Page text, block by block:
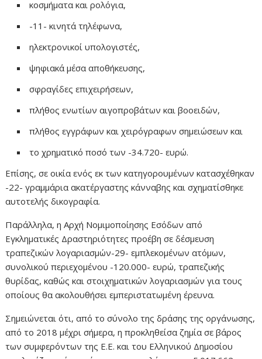
κοσμήματα και ρολόγια,
-11- κινητά τηλέφωνα,
ηλεκτρονικοί υπολογιστές,
ψηφιακά μέσα αποθήκευσης,
σφραγίδες επιχειρήσεων,
πλήθος ενωτίων αιγοπροβάτων και βοοειδών,
πλήθος εγγράφων και χειρόγραφων σημειώσεων και
το χρηματικό ποσό των -34.720- ευρώ.
Επίσης, σε οικία ενός εκ των κατηγορουμένων κατασχέθηκαν
-22- γραμμάρια ακατέργαστης κάνναβης και σχηματίσθηκε
αυτοτελής δικογραφία.
Παράλληλα, η Αρχή Νομιμοποίησης Εσόδων από
Εγκληματικές Δραστηριότητες προέβη σε δέσμευση
τραπεζικών λογαριασμών-29- εμπλεκομένων ατόμων,
συνολικού περιεχομένου -120.000- ευρώ, τραπεζικής
θυρίδας, καθώς και στοιχηματικών λογαριασμών για τους
οποίους θα ακολουθήσει εμπεριστατωμένη έρευνα.
Σημειώνεται ότι, από το σύνολο της δράσης της οργάνωσης,
από το 2018 μέχρι σήμερα, η προκληθείσα ζημία σε βάρος
των συμφερόντων της Ε.Ε. και του Ελληνικού Δημοσίου